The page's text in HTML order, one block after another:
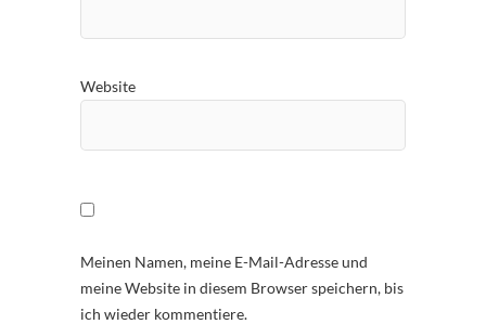
Website
Meinen Namen, meine E-Mail-Adresse und
meine Website in diesem Browser speichern, bis
ich wieder kommentiere.